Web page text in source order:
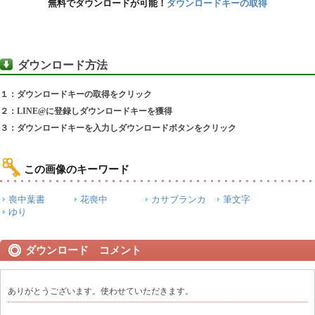
無料でダウンロードが可能！ ダウンロードキーの取得
ダウンロード方法
１：ダウンロードキーの取得をクリック
２：LINE@に登録しダウンロードキーを獲得
３：ダウンロードキーを入力しダウンロードボタンをクリック
この画像のキーワード
喪中葉書 花喪中 カサブランカ
筆文字
ゆり
ダウンロード コメント
ありがとうございます。使わせていただきます。